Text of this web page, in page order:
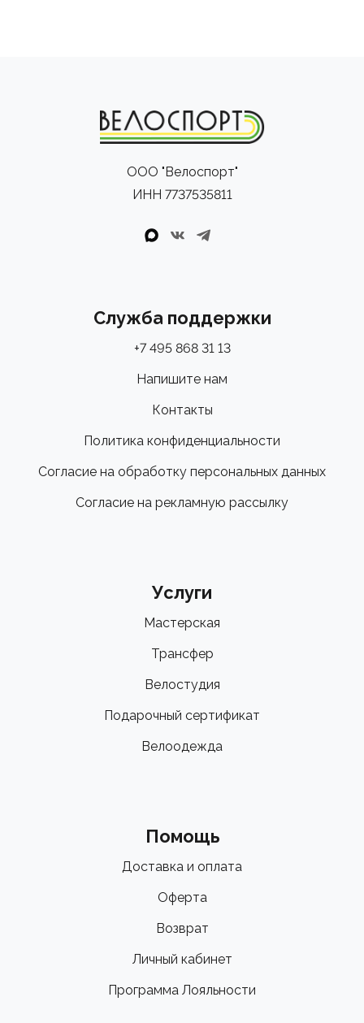
ООО "Велоспорт"
ИНН 7737535811
Служба поддержки
+7 495 868 31 13
Напишите нам
Контакты
Политика конфиденциальности
Согласие на обработку персональных данных
Согласие на рекламную рассылку
Услуги
Мастерская
Трансфер
Велостудия
Подарочный сертификат
Велоодежда
Помощь
Доставка и оплата
Оферта
Возврат
Личный кабинет
Программа Лояльности